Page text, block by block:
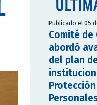
Publicado el 05
Comité
abordó
del plan